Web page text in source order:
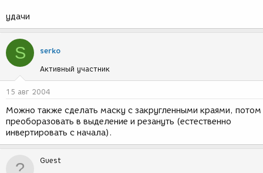
удачи
S serko
Активный участник
15 авг 2004
Можно также сделать маску с закругленными краями, потом
преоборазовать в выделение и резануть (естественно
инвертировать с начала).
Guest